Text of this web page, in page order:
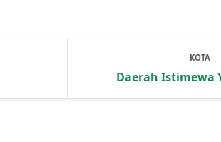
KOTA
Daerah Istimewa